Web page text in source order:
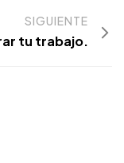
SIGUIENTE
tu trabajo.